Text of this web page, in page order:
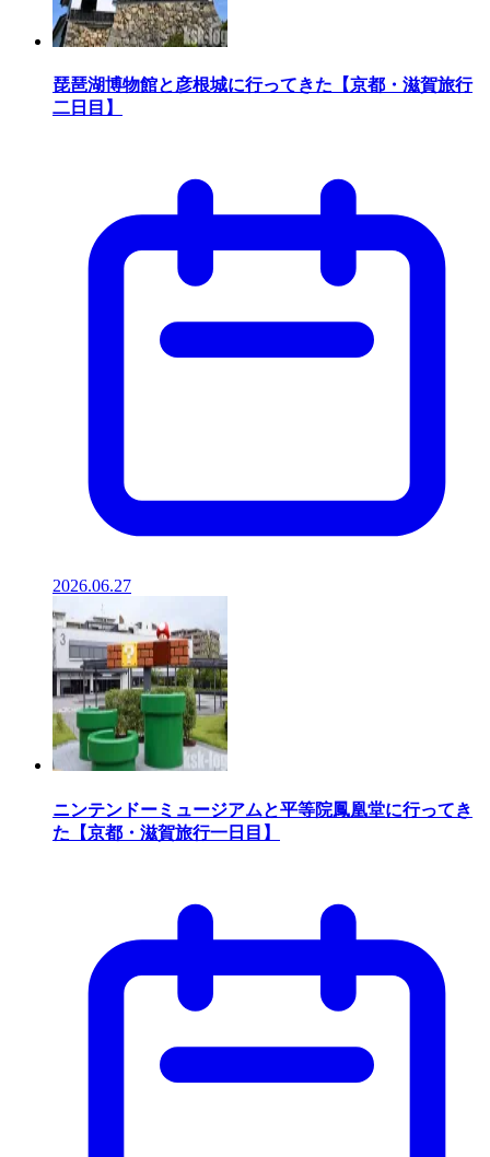
琵琶湖博物館と彦根城に行ってきた【京都・滋賀旅行
二日目】
2026.06.27
ニンテンドーミュージアムと平等院鳳凰堂に行ってき
た【京都・滋賀旅行一日目】